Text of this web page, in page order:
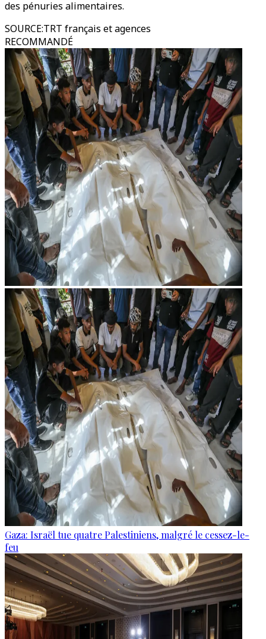
des pénuries alimentaires.
SOURCE:TRT français et agences
RECOMMANDÉ
Gaza: Israël tue quatre Palestiniens, malgré le cessez-le-
feu